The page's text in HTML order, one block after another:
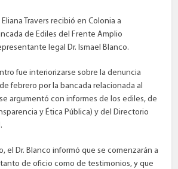
Travers recibió en Colonia a
de Ediles del Frente Amplio
legal Dr. Ismael Blanco.
fue interiorizarse sobre la denuncia
febrero por la bancada relacionada al
argumentó con informes de los ediles, de
y Ética Pública) y del Directorio
el Dr. Blanco informó que se comenzarán a
de oficio como de testimonios, y que